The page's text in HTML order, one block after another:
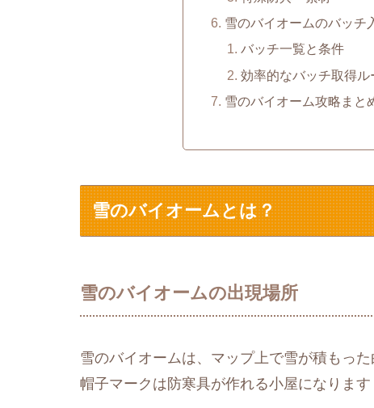
雪のバイオームのバッチ
バッチ一覧と条件
効率的なバッチ取得ル
雪のバイオーム攻略まと
雪のバイオームとは？
雪のバイオームの出現場所
雪のバイオームは、マップ上で雪が積もっ
帽子マークは防寒具が作れる小屋になります